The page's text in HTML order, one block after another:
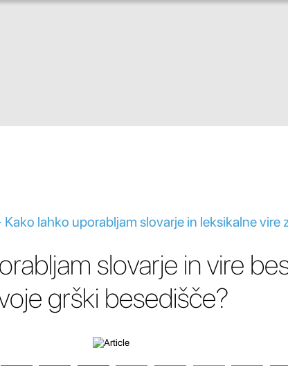
lahko uporabljam slovarje in leksikalne vire
slovarje in vire
grški besedišče?